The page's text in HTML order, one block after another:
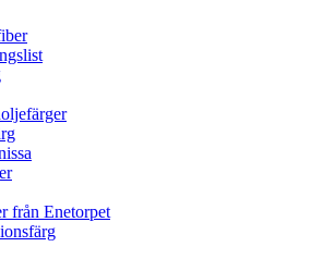
från Enetorpet